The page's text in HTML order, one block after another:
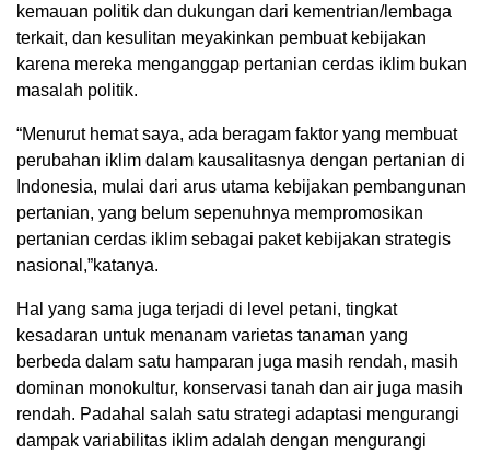
kemauan politik dan dukungan dari kementrian/lembaga
terkait, dan kesulitan meyakinkan pembuat kebijakan
karena mereka menganggap pertanian cerdas iklim bukan
masalah politik.
“Menurut hemat saya, ada beragam faktor yang membuat
perubahan iklim dalam kausalitasnya dengan pertanian di
Indonesia, mulai dari arus utama kebijakan pembangunan
pertanian, yang belum sepenuhnya mempromosikan
pertanian cerdas iklim sebagai paket kebijakan strategis
nasional,”katanya.
Hal yang sama juga terjadi di level petani, tingkat
kesadaran untuk menanam varietas tanaman yang
berbeda dalam satu hamparan juga masih rendah, masih
dominan monokultur, konservasi tanah dan air juga masih
rendah. Padahal salah satu strategi adaptasi mengurangi
dampak variabilitas iklim adalah dengan mengurangi